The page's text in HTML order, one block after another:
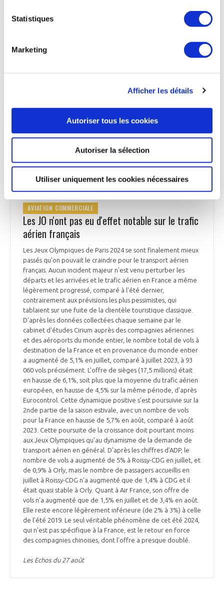
Statistiques
Marketing
Afficher les détails
Autoriser tous les cookies
Autoriser la sélection
Utiliser uniquement les cookies nécessaires
l'expiration d'un contrat de location-vente, qui portait sur les
12 dernières années, auprès de Doric Nimrod Air Two, une
nouvelle transaction est de 181 M€, pour les 5 appareils. Il
représente moins de 10% du dernier prix du neuf, affiché
l'exploiter. Elle détient 114 des 149 A380 encore en service
des A380 jusqu'à la fin de la décennie et même au-delà. Tim
Clark, PDG de la compagnie, continue de vanter « les mérites
n'ait pas lancé une nouvelle version ».
AVIATION COMMERCIALE
Les JO n'ont pas eu d'effet notable sur le trafic
aérien français
Les Jeux Olympiques de Paris 2024 se sont finalement mieux
passés qu'on pouvait le craindre pour le transport aérien
français. Aucun incident majeur n'est venu perturber les
départs et les arrivées et le trafic aérien en France a même
légèrement progressé, comparé à l'été dernier,
contrairement aux prévisions les plus pessimistes, qui
tablaient sur une fuite de la clientèle touristique classique.
D'après les données collectées chaque semaine par le
cabinet d'études Cirium auprès des compagnies aériennes
et des aéroports du monde entier, le nombre total de vols à
destination de la France et en provenance du monde entier
a augmenté de 5,1% en juillet, comparé à juillet 2023, à 93
060 vols précisément. L'offre de sièges (17,5 millions) était
en hausse de 6,1%, soit plus que la moyenne du trafic aérien
européen, en hausse de 4,5% sur la même période, d'après
Eurocontrol. Cette dynamique positive s'est poursuivie sur la
2nde partie de la saison estivale, avec un nombre de vols
pour la France en hausse de 5,7% en août, comparé à août
2023. Cette poursuite de la croissance doit pourtant moins
aux Jeux Olympiques qu'au dynamisme de la demande de
transport aérien en général. D'après les chiffres d'ADP, le
nombre de vols a augmenté de 5% à Roissy-CDG en juillet, et
de 0,9% à Orly, mais le nombre de passagers accueillis en
juillet à Roissy-CDG n'a augmenté que de 1,4% à CDG et il
était quasi stable à Orly. Quant à Air France, son offre de
vols n'a augmenté que de 1,5% en juillet et de 3,4% en août.
Elle reste encore légèrement inférieure (de 2% à 3%) à celle
de l'été 2019. Le seul véritable phénomène de cet été 2024,
qui n'est pas spécifique à la France, est le retour en force
des compagnies chinoises, dont l'offre a presque doublé.
Les Echos du 27 août